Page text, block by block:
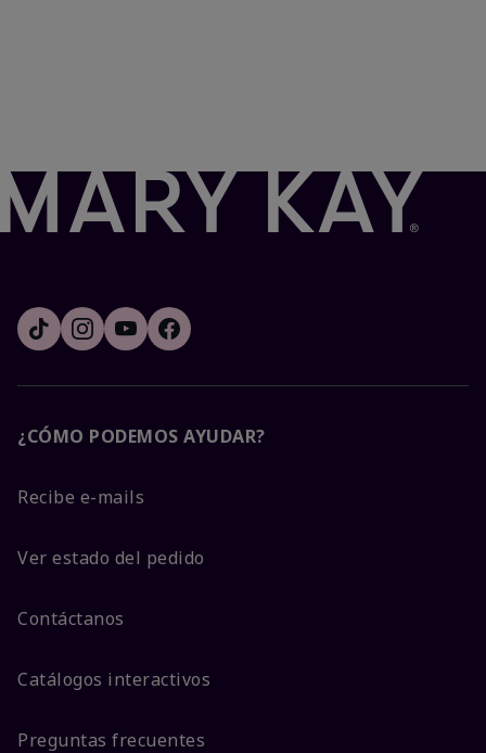
¿CÓMO PODEMOS AYUDAR?
Recibe e-mails
Ver estado del pedido
Contáctanos
Catálogos interactivos
Preguntas frecuentes